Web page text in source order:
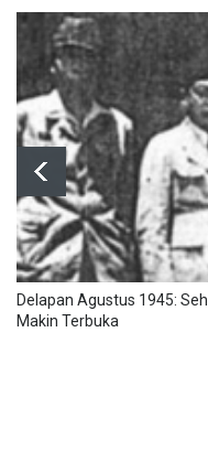
Delapan Agustus 1945:
Makin Terbuka